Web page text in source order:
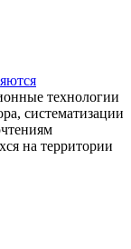
технологии
систематизации
на территории